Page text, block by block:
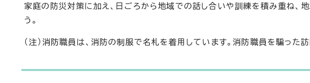
家庭の防災対策に加え、日ごろから地域での話し合いや訓練を積み重ね、
う。
（注）消防職員は、消防の制服で名札を着用しています。消防職員を騙った